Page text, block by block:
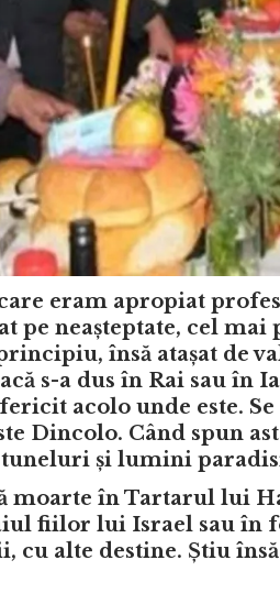
eram apropiat
pe neașteptate, cel
însă atașat de
s-a dus în Rai sau în
acolo unde este.
Dincolo. Când spun
și lumini
moarte în Tartarul lui
fiilor lui Israel sau în
alte destine. Știu